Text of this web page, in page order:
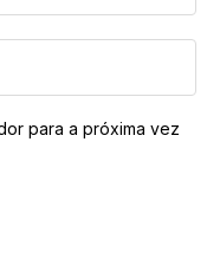
para a próxima vez